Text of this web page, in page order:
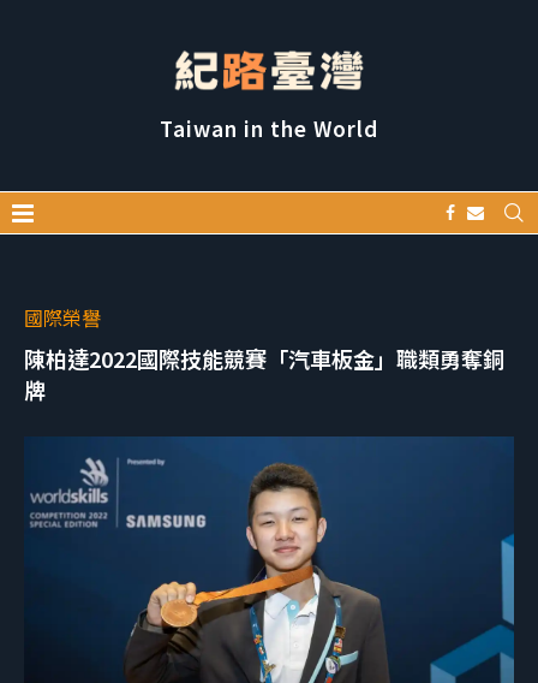
Taiwan in the World
國際榮譽
陳柏達2022國際技能競賽「汽車板金」職類勇奪銅
牌